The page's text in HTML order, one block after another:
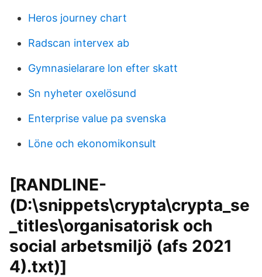
Heros journey chart
Radscan intervex ab
Gymnasielarare lon efter skatt
Sn nyheter oxelösund
Enterprise value pa svenska
Löne och ekonomikonsult
[RANDLINE-
(D:\snippets\crypta\crypta_se
_titles\organisatorisk och
social arbetsmiljö (afs 2021
4).txt)]